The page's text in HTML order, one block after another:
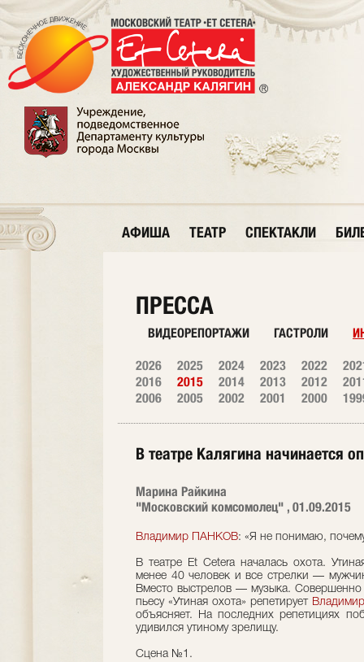
АФИША ТЕАТР СПЕКТАКЛИ
ПРЕССА
ВИДЕОРЕПОРТАЖИ ГАСТРОЛИ
2026 2025 2024 2023 2022
2016
2015 2014 2013 2012
2006
2005 2002 2001 2000
В театре Калягина начинается
Марина Райкина
"Московский комсомолец" , 01.09.2015
Владимир ПАНКОВ: «Я не понимаю,
В театре Et Cetera началась охота.
менее 40 человек и все стрелки —
Вместо выстрелов — музыка.
пьесу «Утиная охота» репетирует
объясняет. На последних репетициях
удивился утиному зрелищу.
Сцена №1.